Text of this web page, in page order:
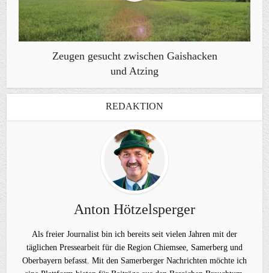
Zeugen gesucht zwischen Gaishacken
und Atzing
REDAKTION
Anton Hötzelsperger
Als freier Journalist bin ich bereits seit vielen Jahren mit der
täglichen Pressearbeit für die Region Chiemsee, Samerberg und
Oberbayern befasst. Mit den Samerberger Nachrichten möchte ich